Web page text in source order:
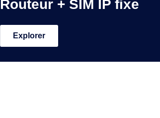
Routeur + SIM IP fixe
Explorer